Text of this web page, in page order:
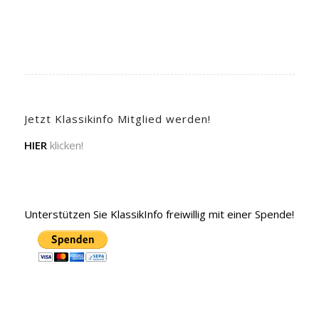
Jetzt Klassikinfo Mitglied werden!
HIER klicken!
Unterstützen Sie KlassikInfo freiwillig mit einer Spende!